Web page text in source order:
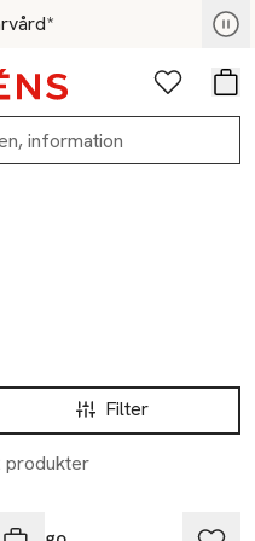
Shoppa nu
Favoriter
Filter
produkter